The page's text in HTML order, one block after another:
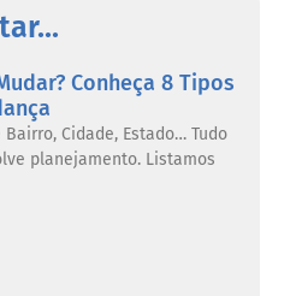
Conheça 8 Tipos
Bairro, Cidade, Estado… Tudo
planejamento. Listamos